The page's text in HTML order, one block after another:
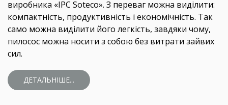
виробника «IPC Soteco». З переваг можна виділити:
компактність, продуктивність і економічність. Так
само можна виділити його легкість, завдяки чому,
пилосос можна носити з собою без витрати зайвих
сил.
ДЕТАЛЬНІШЕ...